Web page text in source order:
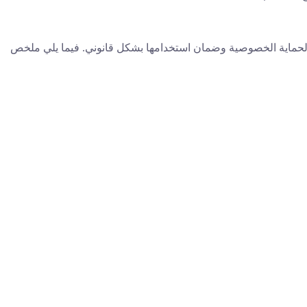
لحماية الخصوصية وضمان استخدامها بشكل قانوني. فيما يلي ملخص